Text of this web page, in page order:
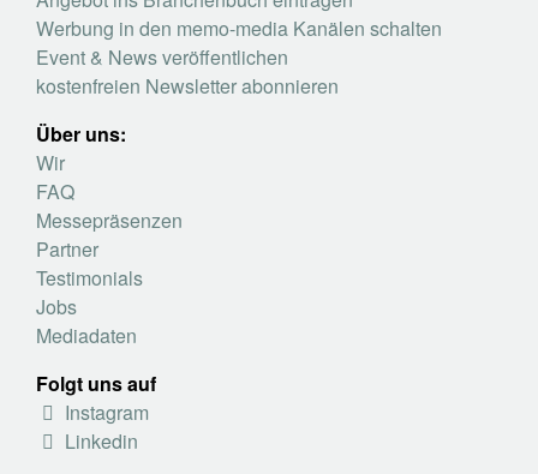
Werbung in den memo-media Kanälen schalten
Event & News veröffentlichen
kostenfreien Newsletter abonnieren
Über uns:
Wir
FAQ
Messepräsenzen
Partner
Testimonials
Jobs
Mediadaten
Folgt uns auf
Instagram
Linkedin